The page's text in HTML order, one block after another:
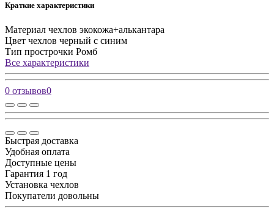
Краткие характеристики
Материал чехлов экокожа+алькантара
Цвет чехлов черный с синим
Тип прострочки Ромб
Все характеристики
0 отзывов0
Быстрая доставка
Удобная оплата
Доступные цены
Гарантия 1 год
Установка чехлов
Покупатели довольны